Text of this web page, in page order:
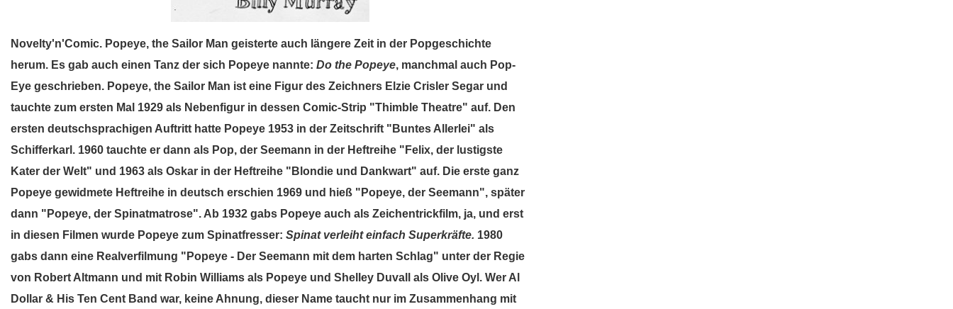
Novelty'n'Comic. Popeye, the Sailor Man geisterte auch längere Zeit in der Popgeschichte
herum. Es gab auch einen Tanz der sich Popeye nannte: Do the Popeye, manchmal auch Pop-
Eye geschrieben. Popeye, the Sailor Man ist eine Figur des Zeichners Elzie Crisler Segar und
tauchte zum ersten Mal 1929 als Nebenfigur in dessen Comic-Strip "Thimble Theatre" auf. Den
ersten deutschsprachigen Auftritt hatte Popeye 1953 in der Zeitschrift "Buntes Allerlei" als
Schifferkarl. 1960 tauchte er dann als Pop, der Seemann in der Heftreihe "Felix, der lustigste
Kater der Welt" und 1963 als Oskar in der Heftreihe "Blondie und Dankwart" auf. Die erste ganz
Popeye gewidmete Heftreihe in deutsch erschien 1969 und hieß "Popeye, der Seemann", später
dann "Popeye, der Spinatmatrose". Ab 1932 gabs Popeye auch als Zeichentrickfilm, ja, und erst
in diesen Filmen wurde Popeye zum Spinatfresser: Spinat verleiht einfach Superkräfte. 1980
gabs dann eine Realverfilmung "Popeye - Der Seemann mit dem harten Schlag" unter der Regie
von Robert Altmann und mit Robin Williams als Popeye und Shelley Duvall als Olive Oyl. Wer Al
Dollar & His Ten Cent Band war, keine Ahnung, dieser Name taucht nur im Zusammenhang mit